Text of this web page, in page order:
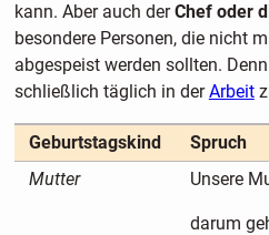
kann. Aber auch derChef oder
besondere Personen, die nicht
abgespeist werden sollten.
schließlich täglich in derArbeit
Geburtstagskind
Spruch
Mutter
Unsere
darum